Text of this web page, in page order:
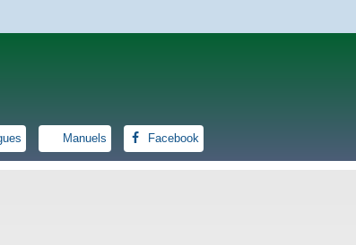
Manuels Facebook